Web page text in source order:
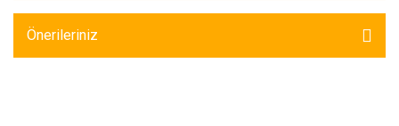
Önerileriniz